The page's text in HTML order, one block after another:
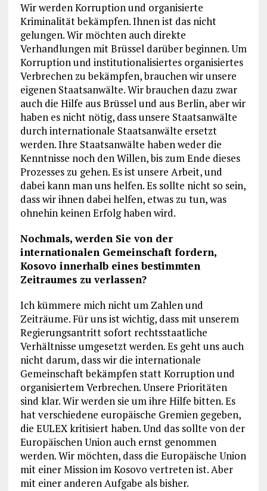
Wir werden Korruption und organisierte
Kriminalität bekämpfen. Ihnen ist das nicht
gelungen. Wir möchten auch direkte
Verhandlungen mit Brüssel darüber beginnen. Um
Korruption und institutionalisiertes organisiertes
Verbrechen zu bekämpfen, brauchen wir unsere
eigenen Staatsanwälte. Wir brauchen dazu zwar
auch die Hilfe aus Brüssel und aus Berlin, aber wir
haben es nicht nötig, dass unsere Staatsanwälte
durch internationale Staatsanwälte ersetzt
werden. Ihre Staatsanwälte haben weder die
Kenntnisse noch den Willen, bis zum Ende dieses
Prozesses zu gehen. Es ist unsere Arbeit, und
dabei kann man uns helfen. Es sollte nicht so sein,
dass wir ihnen dabei helfen, etwas zu tun, was
ohnehin keinen Erfolg haben wird.
Nochmals, werden Sie von der
internationalen Gemeinschaft fordern,
Kosovo innerhalb eines bestimmten
Zeitraumes zu verlassen?
Ich kümmere mich nicht um Zahlen und
Zeiträume. Für uns ist wichtig, dass mit unserem
Regierungsantritt sofort rechtsstaatliche
Verhältnisse umgesetzt werden. Es geht uns auch
nicht darum, dass wir die internationale
Gemeinschaft bekämpfen statt Korruption und
organisiertem Verbrechen. Unsere Prioritäten
sind klar. Wir werden sie um ihre Hilfe bitten. Es
hat verschiedene europäische Gremien gegeben,
die EULEX kritisiert haben. Und das sollte von der
Europäischen Union auch ernst genommen
werden. Wir möchten, dass die Europäische Union
mit einer Mission im Kosovo vertreten ist. Aber
mit einer anderen Aufgabe als bisher.